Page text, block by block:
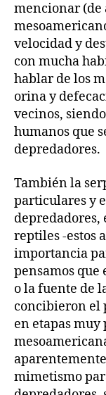
mencionar (de
velocidad y
con mucha
hablar de los
orina y
vecinos,
humanos que
depredadores.
También la
particulares y
depredadores,
reptiles -estos
importancia
pensamos
o la fuente de
concibieron el
en etapas
mimetismo